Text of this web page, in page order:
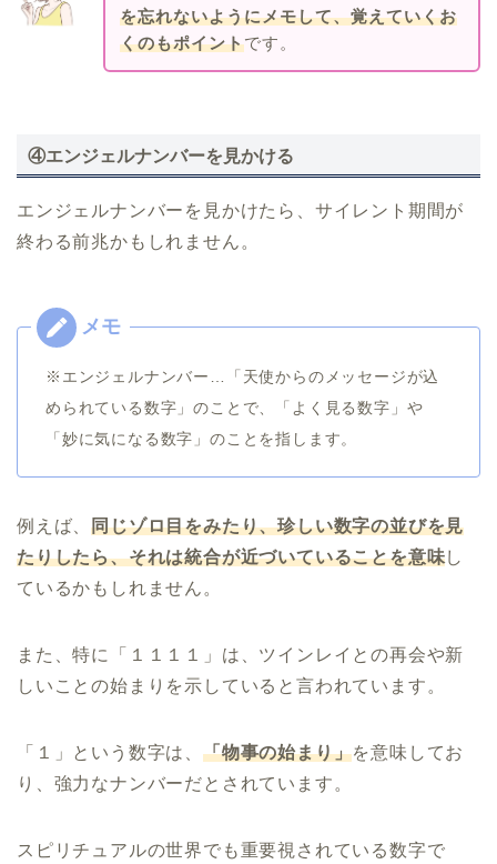
を忘れないようにメモして、覚えていくお
くのもポイントです。
④エンジェルナンバーを見かける
エンジェルナンバーを見かけたら、サイレント期間が
終わる前兆かもしれません。
※エンジェルナンバー…「天使からのメッセージが込
められている数字」のことで、「よく見る数字」や
「妙に気になる数字」のことを指します。
例えば、同じゾロ目をみたり、珍しい数字の並びを見
たりしたら、それは統合が近づいていることを意味し
ているかもしれません。
また、特に「１１１１」は、ツインレイとの再会や新
しいことの始まりを示していると言われています。
「１」という数字は、 「物事の始まり」を意味してお
り、強力なナンバーだとされています。
スピリチュアルの世界でも重要視されている数字で